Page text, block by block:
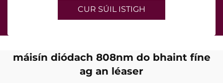
CUR SÚIL ISTIGH
máisín diódach 808nm do bhaint fíne
ag an léaser